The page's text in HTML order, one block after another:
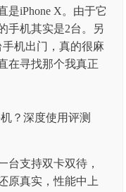
是iPhone X。由于它
手机其实是2台。另
机出门，真的很麻
在寻找那个我真正
台支持双卡双待，
原真实，性能中上